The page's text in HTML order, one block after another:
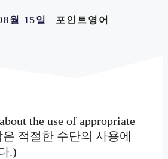
월 15일 포인트영어
the use of appropriate
은 적절한 수단의 사용에
.)